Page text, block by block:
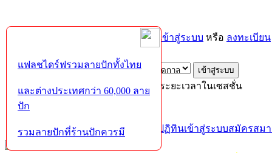
กรุณา เข้าสู่ระบบ หรือ ลงทะเบียน
เข้าสู่ระบบด้วยชื่อผู้ใช้ รหัสผ่าน และระยะเวลาในเซสชั่น
หน้าแรก เว็บบอร์ด ช่วยเหลือ ปฏิทินเข้าสู่ระบบสมัครสม
แฟลชไดร์ฟรวมลายปักทั้งไทย
และต่างประเทศกว่า 60,000 ลาย
ปัก
รวมลายปักที่ร้านปักควรมี